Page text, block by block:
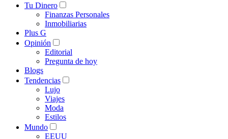
Tu Dinero
Finanzas Personales
Inmobiliarias
Plus G
Opinión
Editorial
Pregunta de hoy
Blogs
Tendencias
Lujo
Viajes
Moda
Estilos
Mundo
EEUU